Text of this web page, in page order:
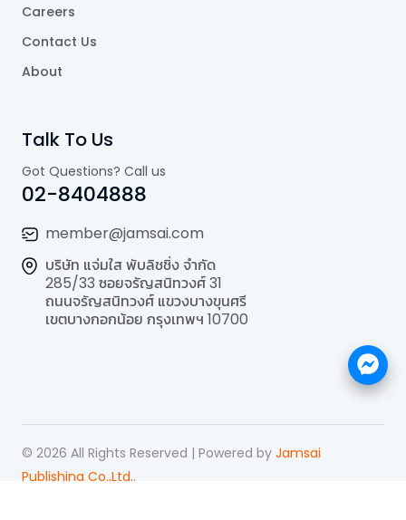
Careers
Contact Us
About
Talk To Us
Got Questions? Call us
02-8404888
member@jamsai.com
บริษัท แจ่มใส พับลิชชิ่ง จำกัด
285/33 ซอยจรัญสนิทวงศ์ 31
ถนนจรัญสนิทวงศ์ แขวงบางขุนศรี
เขตบางกอกน้อย กรุงเทพฯ 10700
© 2026 All Rights Reserved | Powered by Jamsai
Publishing Co.,Ltd..